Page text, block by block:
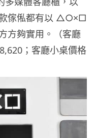
款傢俬都有以 △○×□
方夠實用。（客廳
；客廳小桌價格